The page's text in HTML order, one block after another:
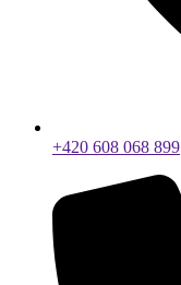
+420 608 068 899